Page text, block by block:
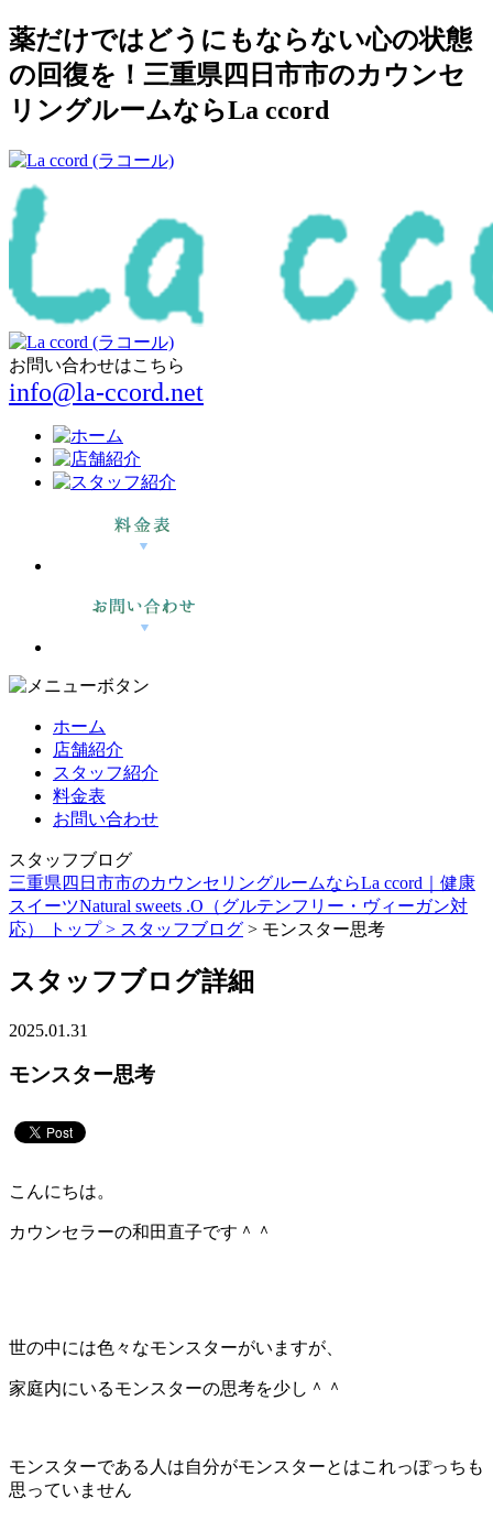
薬だけではどうにもならない心の状態
の回復を！三重県四日市市のカウンセ
リングルームならLa ccord
お問い合わせはこちら
info@la-ccord.net
ホーム
店舗紹介
スタッフ紹介
料金表
お問い合わせ
スタッフブログ
三重県四日市市のカウンセリングルームならLa ccord｜健康
スイーツNatural sweets .O（グルテンフリー・ヴィーガン対
応） トップ > スタッフブログ > モンスター思考
スタッフブログ詳細
2025.01.31
モンスター思考
こんにちは。
カウンセラーの和田直子です＾＾
世の中には色々なモンスターがいますが、
家庭内にいるモンスターの思考を少し＾＾
モンスターである人は自分がモンスターとはこれっぽっちも
思っていません